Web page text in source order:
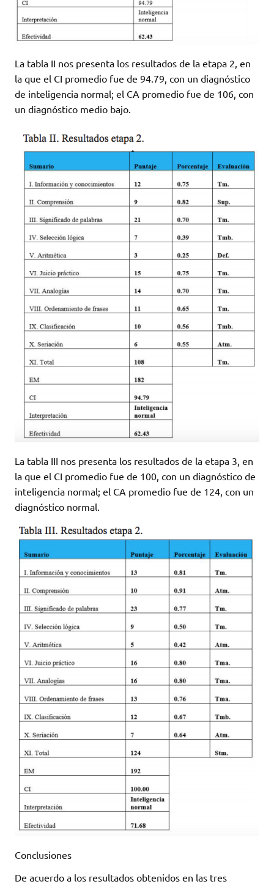
La tabla II nos presenta los resultados de la etapa 2, en
la que el CI promedio fue de 94.79, con un diagnóstico
de inteligencia normal; el CA promedio fue de 106, con
un diagnóstico medio bajo.
La tabla III nos presenta los resultados de la etapa 3, en
la que el CI promedio fue de 100, con un diagnóstico de
inteligencia normal; el CA promedio fue de 124, con un
diagnóstico normal.
Conclusiones
De acuerdo a los resultados obtenidos en las tres